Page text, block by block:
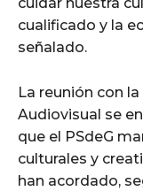
cualificado y la
señalado.
La reunión con
Audiovisual se
que el PSdeG
culturales y
han acordado,